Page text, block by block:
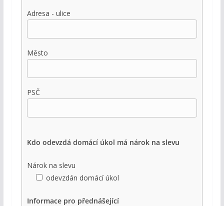
Adresa - ulice
Město
PSČ
Kdo odevzdá domácí úkol má nárok na slevu
Nárok na slevu
odevzdán domácí úkol
Informace pro přednášející